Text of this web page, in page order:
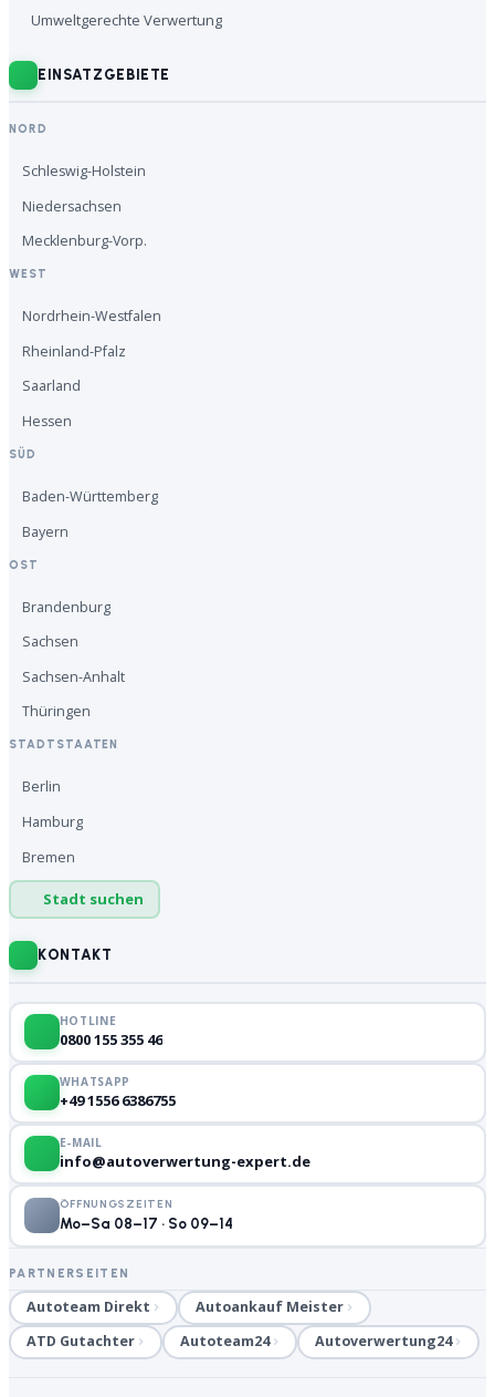
Umweltgerechte Verwertung
EINSATZGEBIETE
NORD
Schleswig-Holstein
Niedersachsen
Mecklenburg-Vorp.
WEST
Nordrhein-Westfalen
Rheinland-Pfalz
Saarland
Hessen
SÜD
Baden-Württemberg
Bayern
OST
Brandenburg
Sachsen
Sachsen-Anhalt
Thüringen
STADTSTAATEN
Berlin
Hamburg
Bremen
Stadt suchen
KONTAKT
HOTLINE
0800 155 355 46
WHATSAPP
+49 1556 6386755
E-MAIL
info@autoverwertung-expert.de
ÖFFNUNGSZEITEN
Mo–Sa 08–17 · So 09–14
PARTNERSEITEN
Autoteam Direkt
Autoankauf Meister
ATD Gutachter
Autoteam24 Autoverwertung24